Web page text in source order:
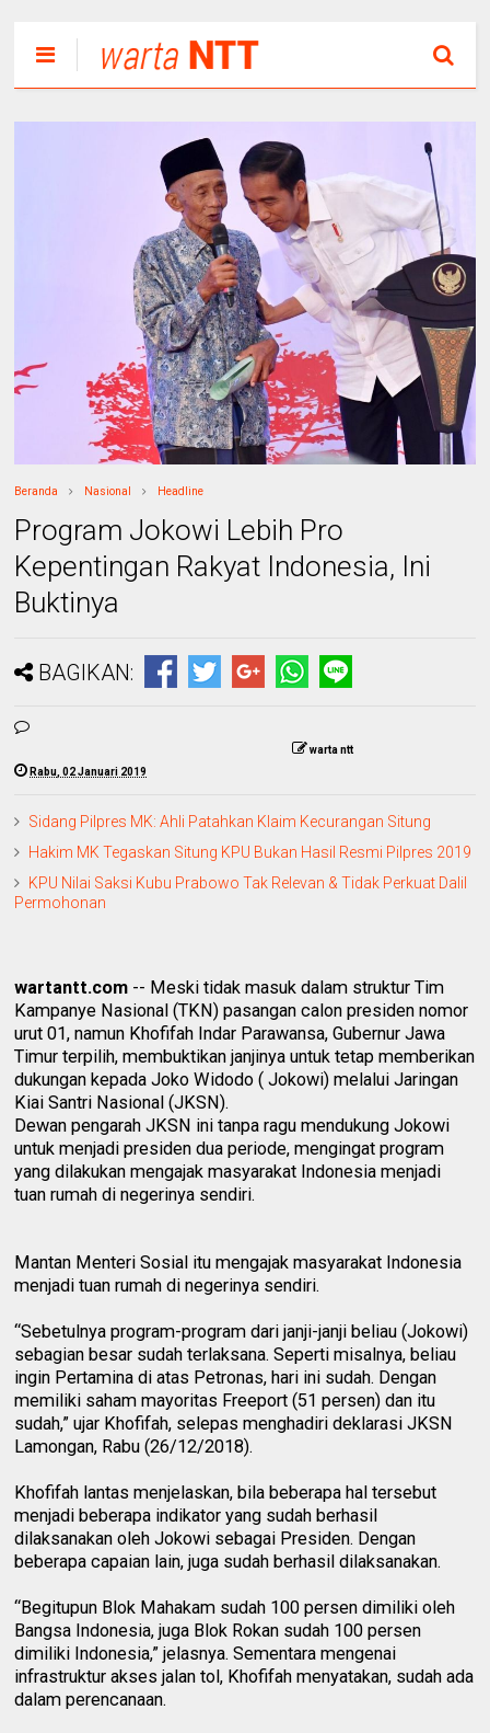
Beranda Nasional Headline
Program Jokowi Lebih Pro
Kepentingan Rakyat Indonesia, Ini
Buktinya
BAGIKAN:
warta ntt
Rabu, 02 Januari 2019
Sidang Pilpres MK: Ahli Patahkan Klaim Kecurangan Situng
Hakim MK Tegaskan Situng KPU Bukan Hasil Resmi Pilpres 2019
KPU Nilai Saksi Kubu Prabowo Tak Relevan & Tidak Perkuat Dalil
Permohonan
wartantt.com -- Meski tidak masuk dalam struktur Tim
Kampanye Nasional (TKN) pasangan calon presiden nomor
urut 01, namun Khofifah Indar Parawansa, Gubernur Jawa
Timur terpilih, membuktikan janjinya untuk tetap memberikan
dukungan kepada Joko Widodo ( Jokowi) melalui Jaringan
Kiai Santri Nasional (JKSN).
Dewan pengarah JKSN ini tanpa ragu mendukung Jokowi
untuk menjadi presiden dua periode, mengingat program
yang dilakukan mengajak masyarakat Indonesia menjadi
tuan rumah di negerinya sendiri.
Mantan Menteri Sosial itu mengajak masyarakat Indonesia
menjadi tuan rumah di negerinya sendiri.
“Sebetulnya program-program dari janji-janji beliau (Jokowi)
sebagian besar sudah terlaksana. Seperti misalnya, beliau
ingin Pertamina di atas Petronas, hari ini sudah. Dengan
memiliki saham mayoritas Freeport (51 persen) dan itu
sudah,” ujar Khofifah, selepas menghadiri deklarasi JKSN
Lamongan, Rabu (26/12/2018).
Khofifah lantas menjelaskan, bila beberapa hal tersebut
menjadi beberapa indikator yang sudah berhasil
dilaksanakan oleh Jokowi sebagai Presiden. Dengan
beberapa capaian lain, juga sudah berhasil dilaksanakan.
“Begitupun Blok Mahakam sudah 100 persen dimiliki oleh
Bangsa Indonesia, juga Blok Rokan sudah 100 persen
dimiliki Indonesia,” jelasnya. Sementara mengenai
infrastruktur akses jalan tol, Khofifah menyatakan, sudah ada
dalam perencanaan.